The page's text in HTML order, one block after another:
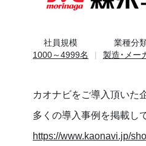
社員規模
1000～4999名
業種分
製造・メー
カオナビをご導入頂いた
多くの導入事例を掲載し
https://www.kaonavi.jp/